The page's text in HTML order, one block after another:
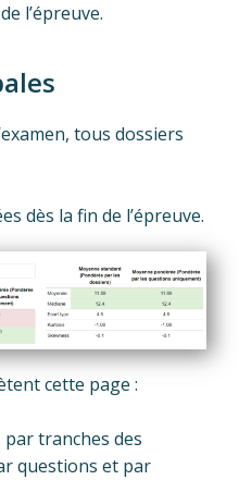
l’épreuve.
tous dossiers
dès la fin de l’épreuve.
cette page :
tranches des
questions et par